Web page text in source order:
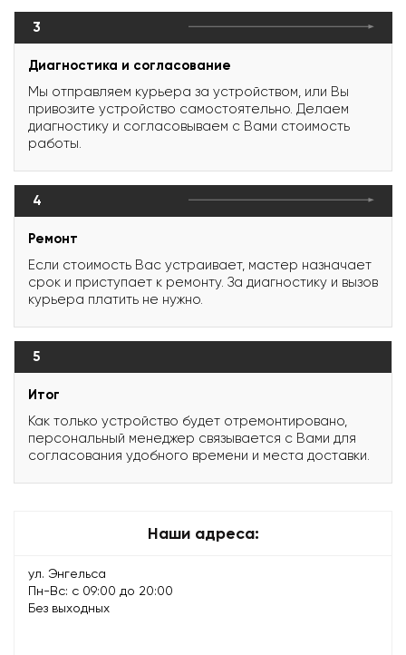
3
Диагностика и согласование
Мы отправляем курьера за устройством, или Вы
привозите устройство самостоятельно. Делаем
диагностику и согласовываем с Вами стоимость
работы.
4
Ремонт
Если стоимость Вас устраивает, мастер назначает
срок и приступает к ремонту. За диагностику и вызов
курьера платить не нужно.
5
Итог
Как только устройство будет отремонтировано,
персональный менеджер связывается с Вами для
согласования удобного времени и места доставки.
Наши адреса:
ул. Энгельса
Пн-Вс: с 09:00 до 20:00
Без выходных